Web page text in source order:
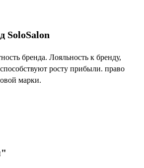
SoloSalon
бренда. Лояльность к бренду,
росту прибыли. право
марки.